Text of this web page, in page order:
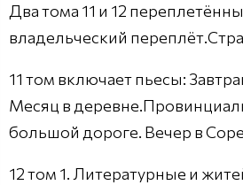
Два тома 11 и 12
владельческий
11 том включает пьесы:
Месяц в
большой дороге. Вечер в
12 том 1. Литературные и